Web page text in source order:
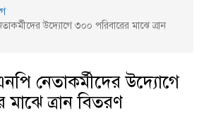
উদ্যোগে ৩০০ পরিবারের মাঝে ত্রান
নেতাকর্মীদের উদ্যোগে
ত্রান বিতরণ